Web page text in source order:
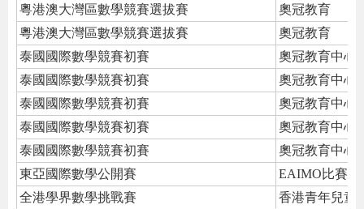
粵港澳大灣區數學競賽選拔賽
奧冠教育
粵港澳大灣區數學競賽選拔賽
奧冠教育
泰國國際數學競賽初賽
奧冠教育中心
泰國國際數學競賽初賽
奧冠教育中心
泰國國際數學競賽初賽
奧冠教育中心
泰國國際數學競賽初賽
奧冠教育中心
泰國國際數學競賽初賽
奧冠教育中心
東亞國際數學公開賽
EAIMO比賽委
全港學界數學挑戰賽
香港青年兒童